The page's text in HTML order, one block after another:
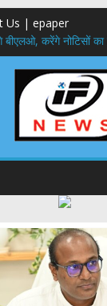
Us | epaper
बीएलओ, करेंगे नोटिसों का
मुख्य सचिव
सड़कों को शीघ्र खोला
विश्वविद्यालय में
ने नवनियुक्त केन्द्रीय
ने की शिष्टाचार
संरचना के विकास पर
और मसूरी के विकास